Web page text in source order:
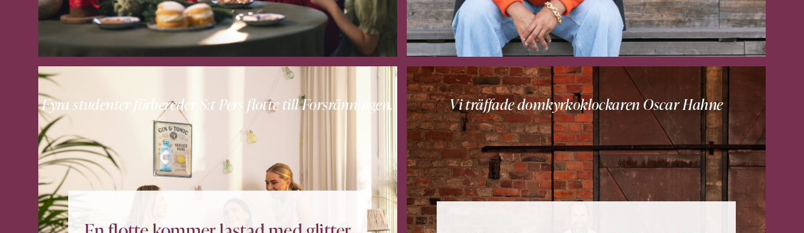
Fyra studenter förbereder S:t Pers flotte till Forsränningen. Vi träffade domkyrkoklockaren Oscar Hahne